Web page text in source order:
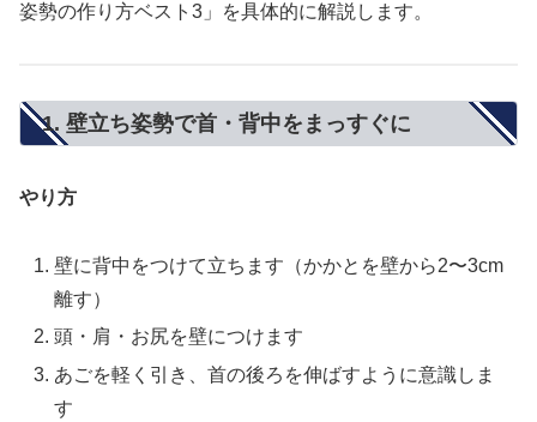
姿勢の作り方ベスト3」を具体的に解説します。
1. 壁立ち姿勢で首・背中をまっすぐに
やり方
壁に背中をつけて立ちます（かかとを壁から2〜3cm
離す）
頭・肩・お尻を壁につけます
あごを軽く引き、首の後ろを伸ばすように意識しま
す